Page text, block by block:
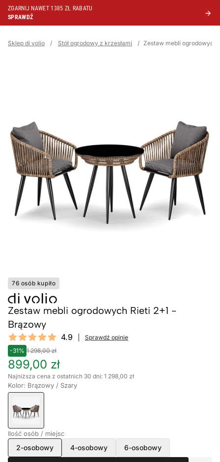
ZGARNIJ NAWET 1385 ZŁ RABATU
SPRAWDŹ
Sklep di volio / Stół ogrodowy z krzesłami / Zestaw mebli ogrodowych
76 osób kupiło
Zestaw mebli ogrodowych Rieti 2+1 -
Brązowy
Reviews
4.9 out of 5 stars 4.9
Sprawdź opinie
-31% 1 298,00 zł
899,00 zł
Najniższa cena z ostatnich 30 dni: 1 298,00 zł
Kolor: Brązowy / Szary
Ilość osób / miejsc
2-osobowy 4-osobowy 6-osobowy